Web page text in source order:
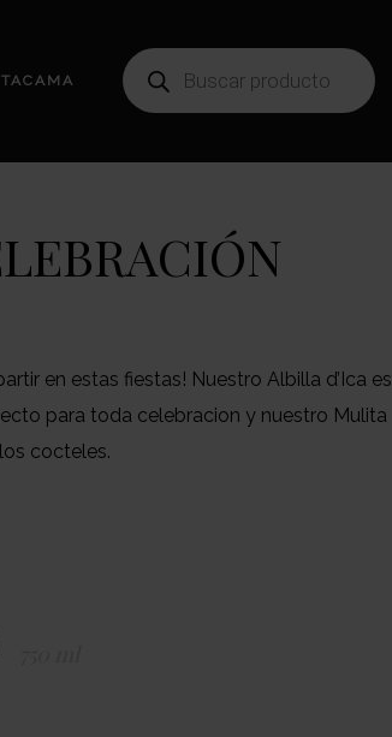
en estas fiestas! Nuestro Albilla d’Ica es
para toda celebracion y nuestro Mulita
cocteles.